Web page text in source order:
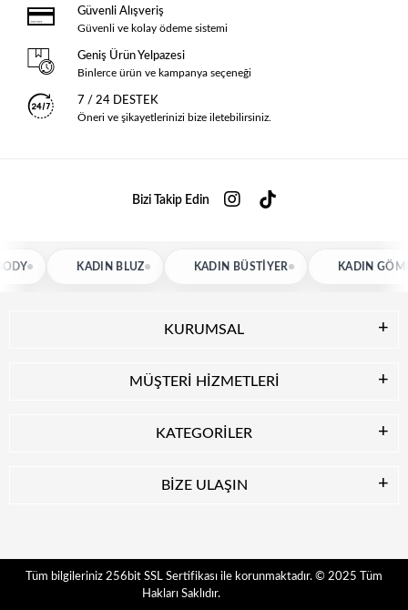
Güvenli Alışveriş
Güvenli ve kolay ödeme sistemi
Geniş Ürün Yelpazesi
Binlerce ürün ve kampanya seçeneği
7 / 24 DESTEK
Öneri ve şikayetlerinizi bize iletebilirsiniz.
Bizi Takip Edin
KADIN BLUZ KADIN BÜSTIYER KADIN GÖMLEK
KURUMSAL
MÜŞTERİ HİZMETLERİ
KATEGORİLER
BİZE ULAŞIN
Tüm bilgileriniz 256bit SSL Sertifikası ile korunmaktadır. © 2025
Tüm
Hakları Saklıdır.